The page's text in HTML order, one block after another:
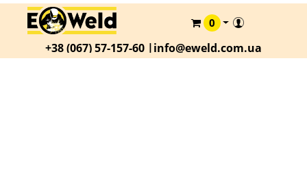
КАТАЛОГ
О
0
+38 (067) 57-157-60 |info@eweld.com.ua